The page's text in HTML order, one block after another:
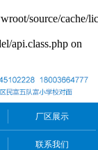
source/cache/
api.class.php on
厂区展示
联系我们